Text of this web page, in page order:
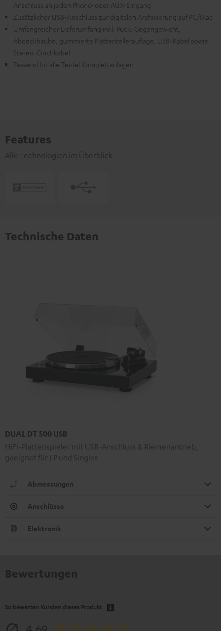
Anschluss an jeden Phono-oder AUX-Eingang
Zusätzlicher USB-Anschluss zur digitalen Archivierung auf PC/Mac
Umfangreicher Lieferumfang inkl. Puck, Gegengewicht,
Abdeckhaube, gummierte Plattentellerauflage, USB-Kabel sowie
Stereo-Cinchkabel
Passend für alle Teufel Komplettanlagen
Features
Alle Technologien im Überblick
Technische Daten
DUAL DT 500 USB
HiFi-Plattenspieler mit USB-Anschluss & Riemenantrieb,
geeignet für LP und Singles
Abmessungen
Anschlüsse
Elektronik
So bewerten Kunden dieses Produkt